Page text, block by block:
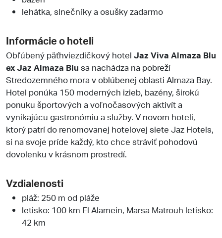
lehátka, slnečníky a osušky zadarmo
Informácie o hoteli
Obľúbený päťhviezdičkový hotel Jaz Viva Almaza Blu
ex Jaz Almaza Blu sa nachádza na pobreží
Stredozemného mora v oblúbenej oblasti Almaza Bay.
Hotel ponúka 150 moderných izieb, bazény, širokú
ponuku športových a voľnočasových aktivít a
vynikajúcu gastronómiu a služby. V novom hoteli,
ktorý patrí do renomovanej hotelovej siete Jaz Hotels,
si na svoje príde každý, kto chce stráviť pohodovú
dovolenku v krásnom prostredí.
Vzdialenosti
pláž: 250 m od pláže
letisko: 100 km El Alamein, Marsa Matrouh letisko:
42 km